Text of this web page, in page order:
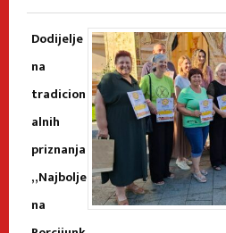
Dodijelje
na
tradicion
alnih
priznanja
„Najbolje
na